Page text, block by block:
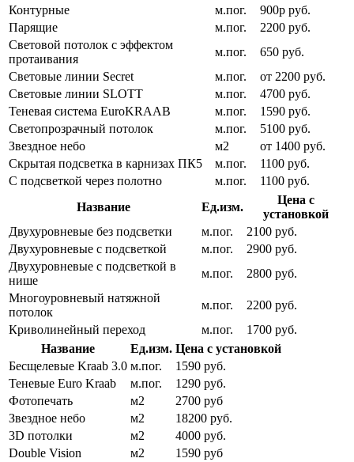
Контурные
м.пог.
900р руб.
Парящие
м.пог.
2200 руб.
Световой потолок с эффектом
протаивания
м.пог.
650 руб.
Световые линии Secret
м.пог.
от 2200 руб.
Световые линии SLOTT
м.пог.
4700 руб.
Теневая система EuroKRAAB
м.пог.
1590 руб.
Светопрозрачный потолок
м.пог.
5100 руб.
Звездное небо
м2
от 1400 руб.
Скрытая подсветка в карнизах ПК5
м.пог.
1100 руб.
С подсветкой через полотно
м.пог.
1100 руб.
Название
Ед.изм.
Цена с
установкой
Двухуровневые без подсветки
м.пог.
2100 руб.
Двухуровневые с подсветкой
м.пог.
2900 руб.
Двухуровневые с подсветкой в
нише
м.пог.
2800 руб.
Многоуровневый натяжной
потолок
м.пог.
2200 руб.
Криволинейный переход
м.пог.
1700 руб.
Название
Ед.изм. Цена с установкой
Бесщелевые Kraab 3.0 м.пог.
1590 руб.
Теневые Euro Kraab
м.пог.
1290 руб.
Фотопечать
м2
2700 руб
Звездное небо
м2
18200 руб.
3D потолки
м2
4000 руб.
Double Vision
м2
1590 руб